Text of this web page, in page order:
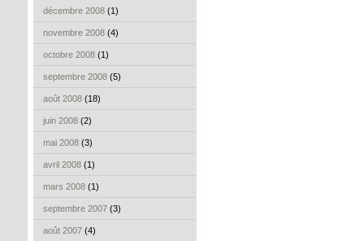
décembre 2008 (1)
novembre 2008 (4)
octobre 2008 (1)
septembre 2008 (5)
août 2008 (18)
juin 2008 (2)
mai 2008 (3)
avril 2008 (1)
mars 2008 (1)
septembre 2007 (3)
août 2007 (4)